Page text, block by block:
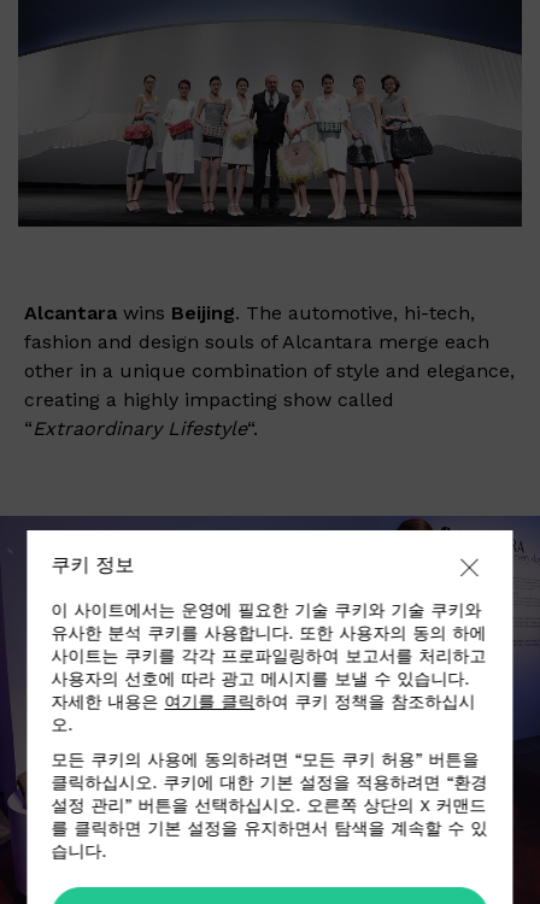
Alcantara wins Beijing. The automotive, hi-tech,
fashion and design souls of Alcantara merge each
other in a unique combination of style and elegance,
creating a highly impacting show called
“Extraordinary Lifestyle“.
쿠키 정보
이 사이트에서는 운영에 필요한 기술 쿠키와 기술 쿠키와
유사한 분석 쿠키를 사용합니다. 또한 사용자의 동의 하에
사이트는 쿠키를 각각 프로파일링하여 보고서를 처리하고
사용자의 선호에 따라 광고 메시지를 보낼 수 있습니다.
자세한 내용은 여기를 클릭하여 쿠키 정책을 참조하십시
오.
모든 쿠키의 사용에 동의하려면 “모든 쿠키 허용” 버튼을
클릭하십시오. 쿠키에 대한 기본 설정을 적용하려면 “환경
설정 관리” 버튼을 선택하십시오. 오른쪽 상단의 X 커맨드
를 클릭하면 기본 설정을 유지하면서 탐색을 계속할 수 있
습니다.